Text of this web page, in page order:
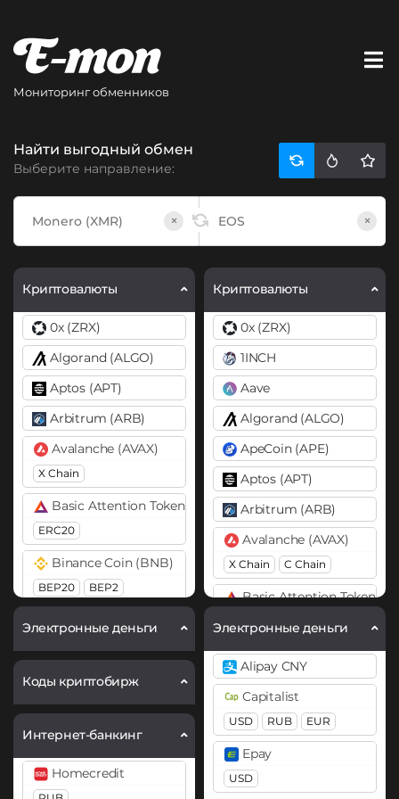
Мониторинг обменников
Найти выгодный обмен
Выберите направление:
× ×
Криптовалюты
0x (ZRX)
Algorand (ALGO)
Aptos (APT)
Arbitrum (ARB)
Avalanche (AVAX)
X Chain
Basic Attention Token (BAT)
ERC20
Binance Coin (BNB)
BEP20 BEP2
Bitcoin Cash (BCH)
Cardano (ADA)
Chainlink (LINK)
ERC20
Электронные деньги
Коды криптобирж
Интернет-банкинг
Homecredit
Криптовалюты
0x (ZRX)
1INCH
Aave
Algorand (ALGO)
ApeCoin (APE)
Aptos (APT)
Arbitrum (ARB)
Avalanche (AVAX)
X Chain C Chain
Basic Attention Token
Binance Coin (BNB)
BEP20 BEP2
Binance USD (BUSD)
BEP20
Bitcoin (BTC)
BTC BEP20
Lightning
Электронные деньги
Alipay CNY
Capitalist
USD RUB EUR
Epay
USD